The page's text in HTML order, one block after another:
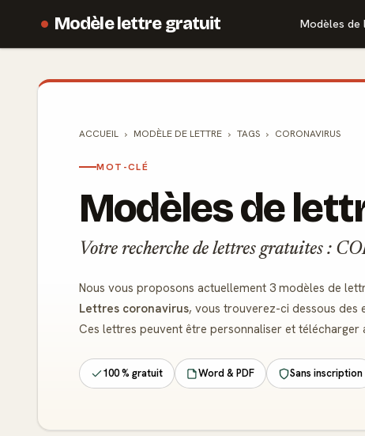
Modèle lettre gratuit Modèles de
ACCUEIL MODÈLE DE LETTRE TAGS CORONAVIRUS
MOT-CLÉ
Modèles de
Votre recherche de lettres gratuites :
Nous vous proposons actuellement 3 modèles de
Lettres coronavirus, vous trouverez-ci dessous
Ces lettres peuvent être personnaliser et télécharger
100 % gratuit Word & PDF Sans inscription